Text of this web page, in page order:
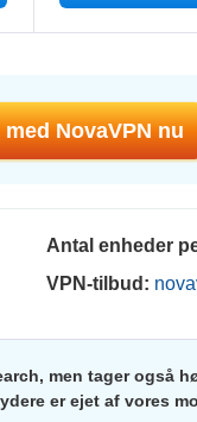
NovaVPN nu
Antal enheder
VPN-tilbud:
men tager også
er ejet af vores